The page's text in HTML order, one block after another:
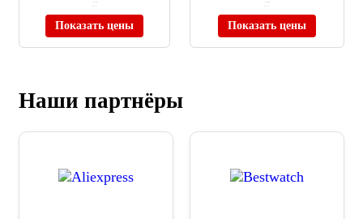
Показать цены Показать цены
Наши партнёры